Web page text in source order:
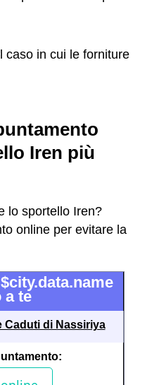
caso in cui le forniture
Iren più
lo sportello Iren?
online per evitare la
a te
Caduti di Nassiriya